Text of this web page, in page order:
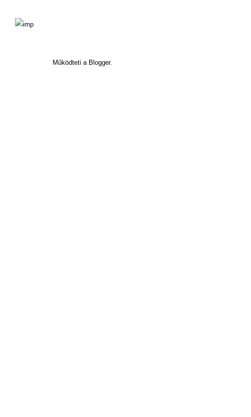
Működteti a Blogger.